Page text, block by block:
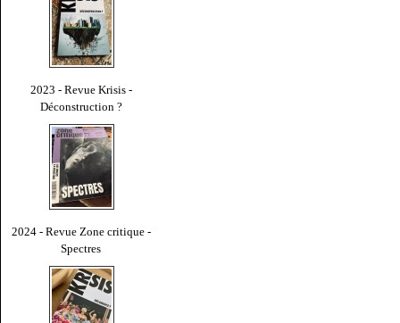
2023 - Revue Krisis -
Déconstruction ?
2024 - Revue Zone critique -
Spectres